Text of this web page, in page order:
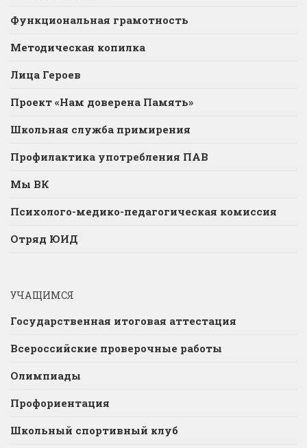
Функциональная грамотность
Методическая копилка
Лица Героев
Проект «Нам доверена Память»
Школьная служба примирения
Профилактика употребления ПАВ
Мы ВК
Психолого-медико-педагогическая комиссия
Отряд ЮИД
УЧАЩИМСЯ
Государственная итоговая аттестация
Всероссийские проверочные работы
Олимпиады
Профориентация
Школьный спортивный клуб